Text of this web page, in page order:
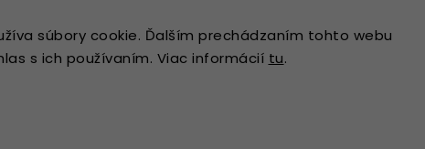
súbory cookie. Ďalším prechádzaním tohto webu
s ich používaním. Viac informácií tu.